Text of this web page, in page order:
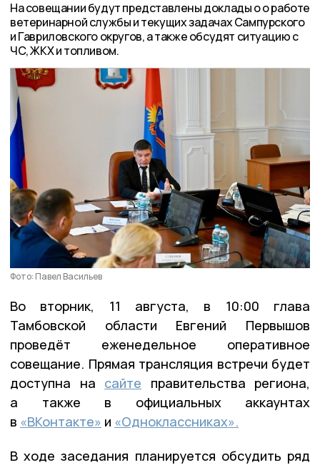
На совещании будут представлены доклады о о работе
ветеринарной службы и текущих задачах Сампурского
и Гавриловского округов, а также обсудят ситуацию с
ЧС, ЖКХ и топливом.
Фото: Павел Васильев
Во вторник, 11 августа, в 10:00 глава
Тамбовской области Евгений Первышов
проведёт еженедельное оперативное
совещание. Прямая трансляция встречи будет
доступна на сайте правительства региона,
а также в официальных аккаунтах
в «ВКонтакте» и «Одноклассниках».
В ходе заседания планируется обсудить ряд